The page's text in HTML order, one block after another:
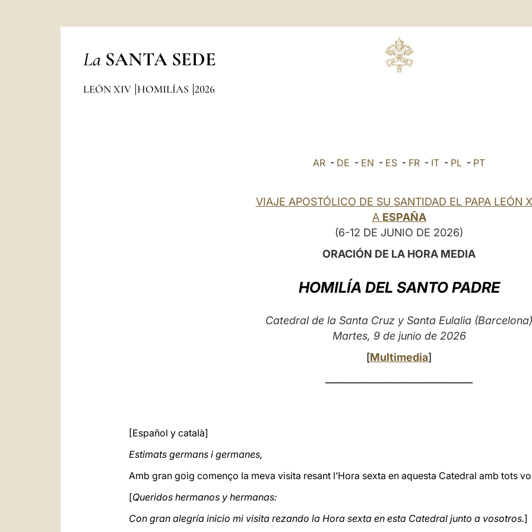
La SANTA SEDE
LEÓN XIV HOMILÍAS 2026
AR - DE - EN - ES - FR - IT - PL - PT
VIAJE APOSTÓLICO DE SU SANTIDAD EL PAPA LEÓN
A ESPAÑA
(6-12 DE JUNIO DE 2026)
ORACIÓN DE LA HORA MEDIA
HOMILÍA DEL SANTO PADRE
Catedral de la Santa Cruz y Santa Eulalia (Barcelona)
Martes, 9 de junio de 2026
[Multimedia]
[Español y català]
Estimats germans i germanes,
Amb gran goig començo la meva visita resant l’Hora sexta en aquesta Catedral amb tots
[Queridos hermanos y hermanas:
Con gran alegría inicio mi visita rezando la Hora sexta en esta Catedral junto a vosotros.]